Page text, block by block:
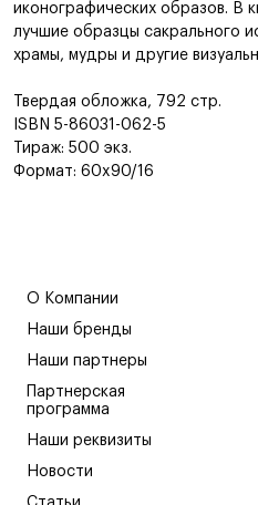
иконографических образов. В
лучшие образцы сакрального
храмы, мудры и другие
Твердая обложка, 792 стр.
ISBN 5-86031-062-5
Тираж: 500 экз.
Формат: 60x90/16
О Компании
Наши бренды
Наши партнеры
Партнерская
программа
Наши реквизиты
Новости